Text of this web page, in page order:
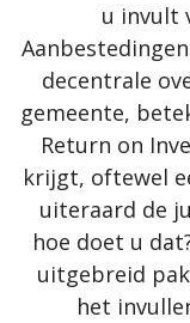
u invult
decentrale
gemeente,
Return on
krijgt, oftewel
uiteraard de
hoe doet u
uitgebreid
het